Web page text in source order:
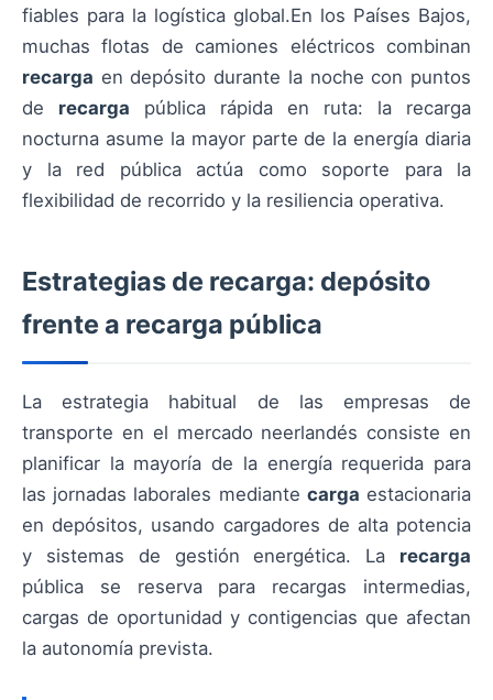
fiables para la logística global.En los Países Bajos,
muchas flotas de camiones eléctricos combinan
recarga en depósito durante la noche con puntos
de recarga pública rápida en ruta: la recarga
nocturna asume la mayor parte de la energía diaria
y la red pública actúa como soporte para la
flexibilidad de recorrido y la resiliencia operativa.
Estrategias de recarga: depósito
frente a recarga pública
La estrategia habitual de las empresas de
transporte en el mercado neerlandés consiste en
planificar la mayoría de la energía requerida para
las jornadas laborales mediante carga estacionaria
en depósitos, usando cargadores de alta potencia
y sistemas de gestión energética. La recarga
pública se reserva para recargas intermedias,
cargas de oportunidad y contigencias que afectan
la autonomía prevista.